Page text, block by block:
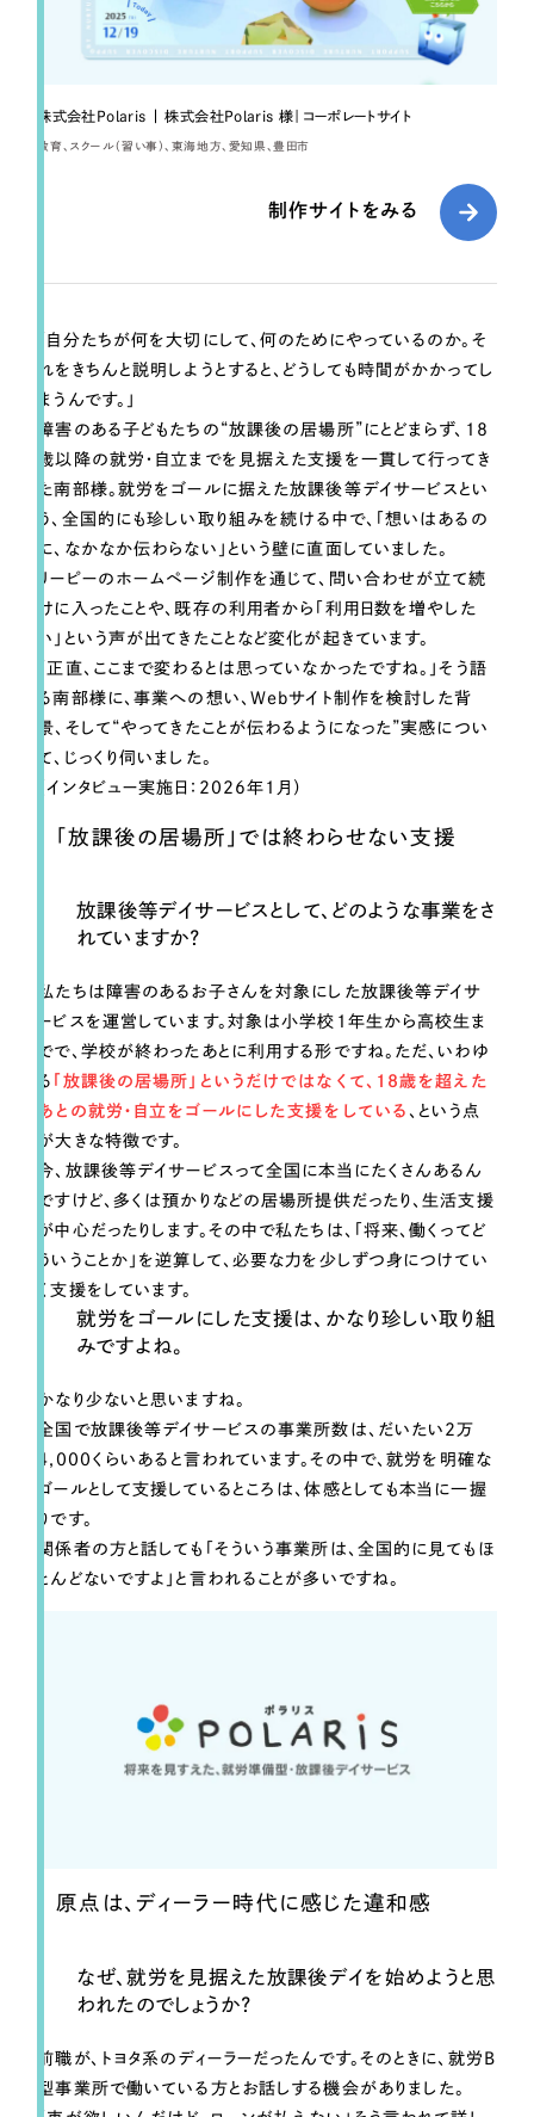
リープ・リクルーティング／
求人票作成・面接など各種業務代行、採用の仕組み作り支援
制作実績
Works
制作実績
一部をご紹介します
ブックマークしたサイト
ブランドサイト・サービスサイト
ECサイト（オンラインショップ） （43件）
ポータルサイト・メディアサイト （39件）
LP（ランディングページ） （28件）
ブランディング（ロゴ・印刷物） （90件）
その他 （1件）
お客様インタビュー
ウェブアクセシビリティ方針
株式会社Polaris | 株式会社Polaris 様｜コーポレートサイト
教育 スクール（習い事） 東海地方 愛知県 豊田市
制作サイトをみる
「自分たちが何を大切にして、何のためにやっているのか。そ
れをきちんと説明しようとすると、どうしても時間がかかってし
まうんです。」
障害のある子どもたちの“放課後の居場所”にとどまらず、18
歳以降の就労・自立までを見据えた支援を一貫して行ってき
た南部様。就労をゴールに据えた放課後等デイサービスとい
う、全国的にも珍しい取り組みを続ける中で、「想いはあるの
に、なかなか伝わらない」という壁に直面していました。
リーピーのホームページ制作を通じて、問い合わせが立て続
けに入ったことや、既存の利用者から「利用日数を増やした
い」という声が出てきたことなど変化が起きています。
「正直、ここまで変わるとは思っていなかったですね。」そう語
る南部様に、事業への想い、Webサイト制作を検討した背
景、そして“やってきたことが伝わるようになった”実感につい
て、じっくり伺いました。
（インタビュー実施日：2026年1月）
「放課後の居場所」では終わらせない支援
放課後等デイサービスとして、どのような事業をさ
れていますか？
私たちは障害のあるお子さんを対象にした放課後等デイサ
ービスを運営しています。対象は小学校1年生から高校生ま
でで、学校が終わったあとに利用する形ですね。ただ、いわゆ
る 「放課後の居場所」というだけではなくて、18歳を超えた
あとの就労・自立をゴールにした支援をしている 、という点
が大きな特徴です。
今、放課後等デイサービスって全国に本当にたくさんあるん
ですけど、多くは預かりなどの居場所提供だったり、生活支援
が中心だったりします。その中で私たちは、「将来、働くってど
ういうことか」を逆算して、必要な力を少しずつ身につけてい
く支援をしています。
就労をゴールにした支援は、かなり珍しい取り組
みですよね。
かなり少ないと思いますね。
全国で放課後等デイサービスの事業所数は、だいたい2万
4,000くらいあると言われています。その中で、就労を明確な
ゴールとして支援しているところは、体感としても本当に一握
りです。
関係者の方と話しても「そういう事業所は、全国的に見てもほ
とんどないですよ」と言われることが多いですね。
原点は、ディーラー時代に感じた違和感
なぜ、就労を見据えた放課後デイを始めようと思
われたのでしょうか？
前職が、トヨタ系のディーラーだったんです。そのときに、就労B
型事業所で働いている方とお話しする機会がありました。